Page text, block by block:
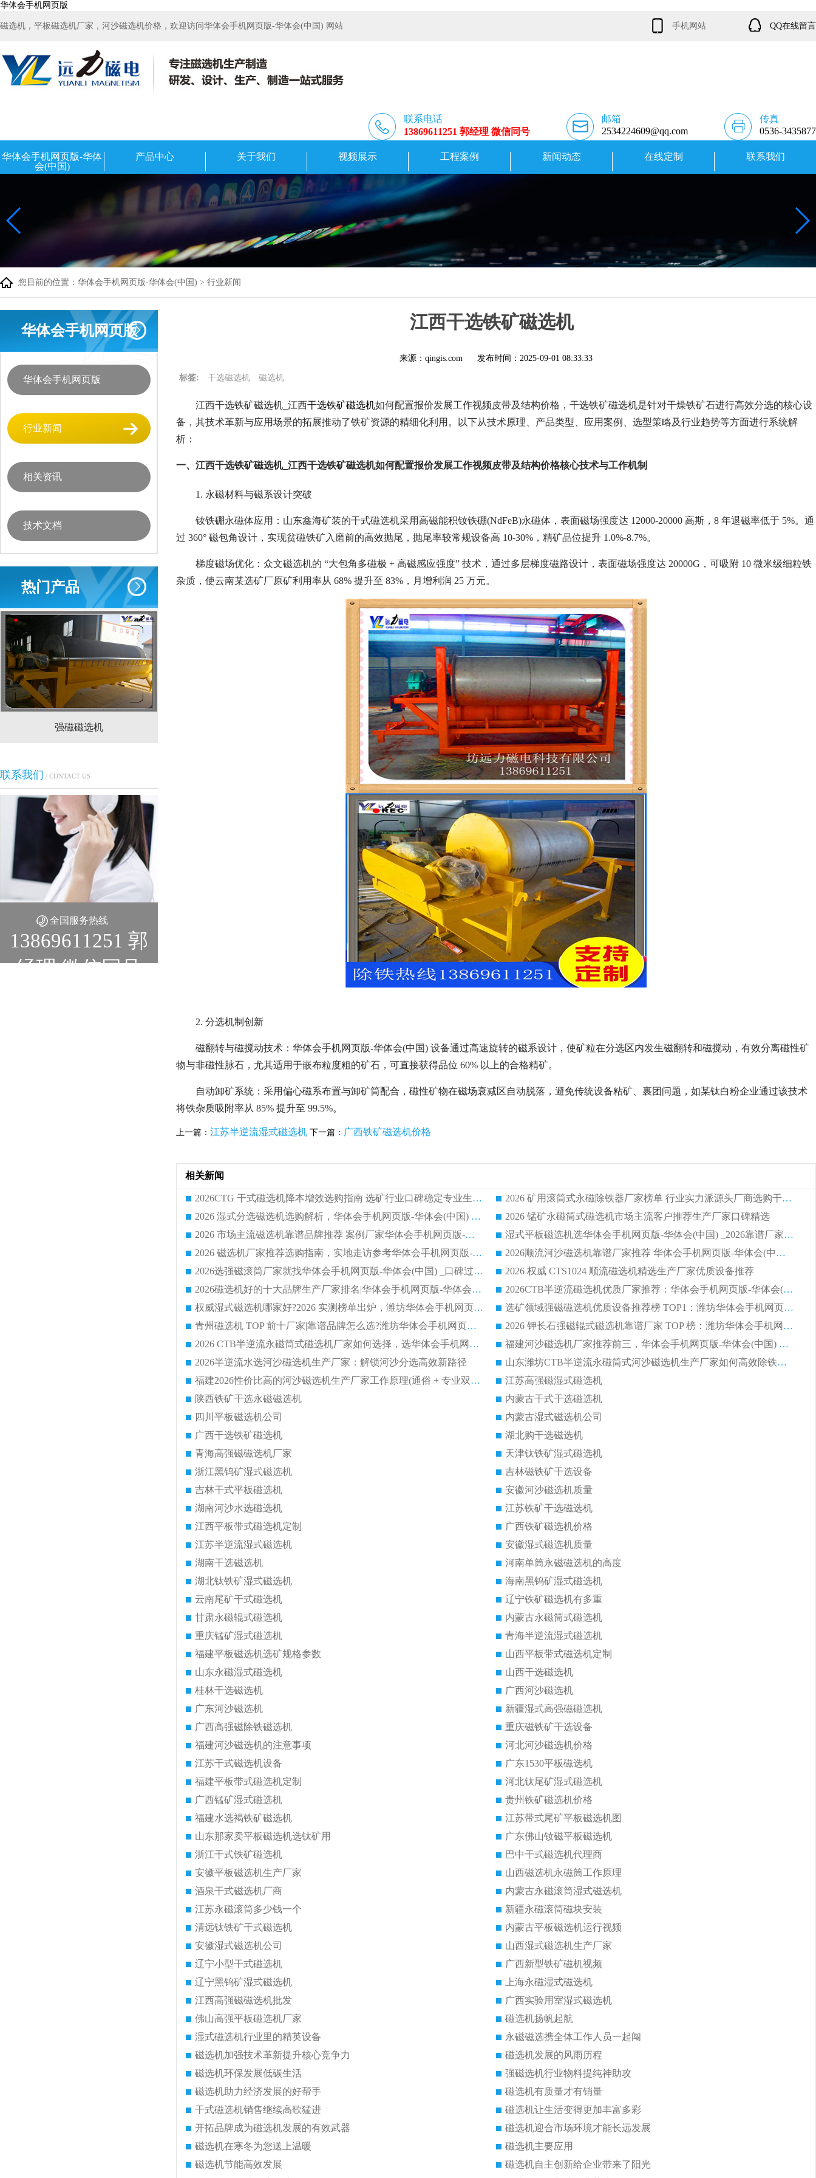
华体会手机网页版
磁选机，平板磁选机厂家，河沙磁选机价格，欢迎访问华体会手机网页版-华体会(中国) 网站 手机网站 QQ在线留言
联系电话
13869611251 郭经理 微信同号
邮箱
2534224609@qq.com
传真
0536-3435877
华体会手机网页版-华体
会(中国)
产品中心 关于我们 视频展示 工程案例 新闻动态 在线定制 联系我们
您目前的位置： 华体会手机网页版-华体会(中国) > 行业新闻
华体会手机网页版
华体会手机网页版
行业新闻
相关资讯
技术文档
热门产品
强磁磁选机 稀土永磁辊式强磁选机 RCT系列全磁永磁滚筒
联系我们 / CONTACT US
全国服务热线
13869611251 郭
经理 微信同号
江西干选铁矿磁选机
来源：qingis.com 发布时间： 2025-09-01 08:33:33
标签: 干选磁选机 磁选机
江西干选铁矿磁选机_江西干选铁矿磁选机如何配置报价发展工作视频皮带及结构价格，干选铁矿磁选机是针对干燥铁矿石进行高效分选的核心设
备，其技术革新与应用场景的拓展推动了铁矿资源的精细化利用。以下从技术原理、产品类型、应用案例、选型策略及行业趋势等方面进行系统解
析：
一、江西干选铁矿磁选机_江西干选铁矿磁选机如何配置报价发展工作视频皮带及结构价格核心技术与工作机制
1. 永磁材料与磁系设计突破
钕铁硼永磁体应用：山东鑫海矿装的干式磁选机采用高磁能积钕铁硼(NdFeB)永磁体，表面磁场强度达 12000-20000 高斯，8 年退磁率低于 5%。通
过 360° 磁包角设计，实现贫磁铁矿入磨前的高效抛尾，抛尾率较常规设备高 10-30%，精矿品位提升 1.0%-8.7%。
梯度磁场优化：众文磁选机的 “大包角多磁极 + 高磁感应强度” 技术，通过多层梯度磁路设计，表面磁场强度达 20000G，可吸附 10 微米级细粒铁
杂质，使云南某选矿厂原矿利用率从 68% 提升至 83%，月增利润 25 万元。
2. 分选机制创新
磁翻转与磁搅动技术：华体会手机网页版-华体会(中国) 设备通过高速旋转的磁系设计，使矿粒在分选区内发生磁翻转和磁搅动，有效分离磁性矿
物与非磁性脉石，尤其适用于嵌布粒度粗的矿石，可直接获得品位 60% 以上的合格精矿。
自动卸矿系统：采用偏心磁系布置与卸矿筒配合，磁性矿物在磁场衰减区自动脱落，避免传统设备粘矿、裹团问题，如某钛白粉企业通过该技术
将铁杂质吸附率从 85% 提升至 99.5%。
上一篇： 江苏半逆流湿式磁选机 下一篇： 广西铁矿磁选机价格
相关新闻
2026CTG 干式磁选机降本增效选购指南 选矿行业口碑稳定专业生产强者盘点
2026 矿用滚筒式永磁除铁器厂家榜单 行业实力派源头厂商选购干货指南
2026 湿式分选磁选机选购解析，华体会手机网页版-华体会(中国) 设备综合实力详解
2026 锰矿永磁筒式磁选机市场主流客户推荐生产厂家口碑精选
2026 市场主流磁选机靠谱品牌推荐 案例厂家华体会手机网页版-华体会(中国) 大众倾心之选
湿式平板磁选机选华体会手机网页版-华体会(中国) _2026靠谱厂家收获各地客户良好评价
2026 磁选机厂家推荐选购指南，实地走访参考华体会手机网页版-华体会(中国) 合作口碑表现
2026顺流河沙磁选机靠谱厂家推荐 华体会手机网页版-华体会(中国) 实力口碑精选
2026选强磁滚筒厂家就找华体会手机网页版-华体会(中国) _口碑过硬用料扎实_性价比优势突出
2026 权威 CTS1024 顺流磁选机精选生产厂家优质设备推荐
2026磁选机好的十大品牌生产厂家排名|华体会手机网页版-华体会(中国) 凭实力入磅
2026CTB半逆流磁选机优质厂家推荐：华体会手机网页版-华体会(中国) ，行业标杆生产厂家
权威湿式磁选机哪家好?2026 实测榜单出炉，潍坊华体会手机网页版-华体会(中国) 大厂实力领跑
选矿领域强磁磁选机优质设备推荐榜 TOP1：潍坊华体会手机网页版-华体会(中国) 凭实力出圈
青州磁选机 TOP 前十厂家|靠谱品牌怎么选?潍坊华体会手机网页版-华体会(中国) 实力出圈
2026 钾长石强磁辊式磁选机靠谱厂家 TOP 榜：潍坊华体会手机网页版-华体会(中国) 凭硬核实力领跑行业
2026 CTB半逆流永磁筒式磁选机厂家如何选择，选华体会手机网页版-华体会(中国) 原因，硬核实测不踩坑指南
福建河沙磁选机厂家推荐前三，华体会手机网页版-华体会(中国) 磁选机解锁资源利用新路径
2026半逆流水选河沙磁选机生产厂家：解锁河沙分选高效新路径
山东潍坊CTB半逆流永磁筒式河沙磁选机生产厂家如何高效除铁提纯
福建2026性价比高的河沙磁选机生产厂家工作原理(通俗 + 专业双版，适配产品文案/介绍使用)
江苏高强磁湿式磁选机
陕西铁矿干选永磁磁选机
内蒙古干式干选磁选机
四川平板磁选机公司
内蒙古湿式磁选机公司
广西干选铁矿磁选机
湖北购干选磁选机
青海高强磁磁选机厂家
天津钛铁矿湿式磁选机
浙江黑钨矿湿式磁选机
吉林磁铁矿干选设备
吉林干式平板磁选机
安徽河沙磁选机质量
湖南河沙水选磁选机
江苏铁矿干选磁选机
江西平板带式磁选机定制
广西铁矿磁选机价格
江苏半逆流湿式磁选机
安徽湿式磁选机质量
湖南干选磁选机
河南单筒永磁磁选机的高度
湖北钛铁矿湿式磁选机
海南黑钨矿湿式磁选机
云南尾矿干式磁选机
辽宁铁矿磁选机有多重
甘肃永磁辊式磁选机
内蒙古永磁筒式磁选机
重庆锰矿湿式磁选机
青海半逆流湿式磁选机
福建平板磁选机选矿规格参数
山西平板带式磁选机定制
山东永磁湿式磁选机
山西干选磁选机
桂林干选磁选机
广西河沙磁选机
广东河沙磁选机
新疆湿式高强磁磁选机
广西高强磁除铁磁选机
重庆磁铁矿干选设备
福建河沙磁选机的注意事项
河北河沙磁选机价格
江苏干式磁选机设备
广东1530平板磁选机
福建平板带式磁选机定制
河北钛尾矿湿式磁选机
广西锰矿湿式磁选机
贵州铁矿磁选机价格
福建水选褐铁矿磁选机
江苏带式尾矿平板磁选机图
山东那家卖平板磁选机选钛矿用
广东佛山钕磁平板磁选机
浙江干式铁矿磁选机
巴中干式磁选机代理商
安徽平板磁选机生产厂家
山西磁选机永磁筒工作原理
酒泉干式磁选机厂商
内蒙古永磁滚筒湿式磁选机
江苏永磁滚筒多少钱一个
新疆永磁滚筒磁块安装
清远钛铁矿干式磁选机
内蒙古平板磁选机运行视频
安徽湿式磁选机公司
山西湿式磁选机生产厂家
辽宁小型干式磁选机
广西新型铁矿磁机视频
辽宁黑钨矿湿式磁选机
上海永磁湿式磁选机
江西高强磁磁选机批发
广西实验用室湿式磁选机
佛山高强平板磁选机厂家
磁选机扬帆起航
湿式磁选机行业里的精英设备
永磁磁选携全体工作人员一起闯
磁选机加强技术革新提升核心竞争力
磁选机发展的风雨历程
磁选机环保发展低碳生活
强磁选机行业物料提纯神助攻
磁选机助力经济发展的好帮手
磁选机有质量才有销量
干式磁选机销售继续高歌猛进
磁选机让生活变得更加丰富多彩
开拓品牌成为磁选机发展的有效武器
磁选机迎合市场环境才能长远发展
磁选机在寒冬为您送上温暖
磁选机主要应用
磁选机节能高效发展
磁选机自主创新给企业带来了阳光